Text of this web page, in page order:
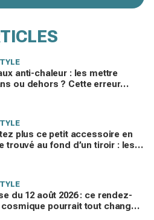
anti-chaleur : les mettre
ou dehors ? Cette erreur
plus ce petit accessoire en
trouvé au fond d’un tiroir : les
du 12 août 2026 : ce rendez-
pourrait tout changer